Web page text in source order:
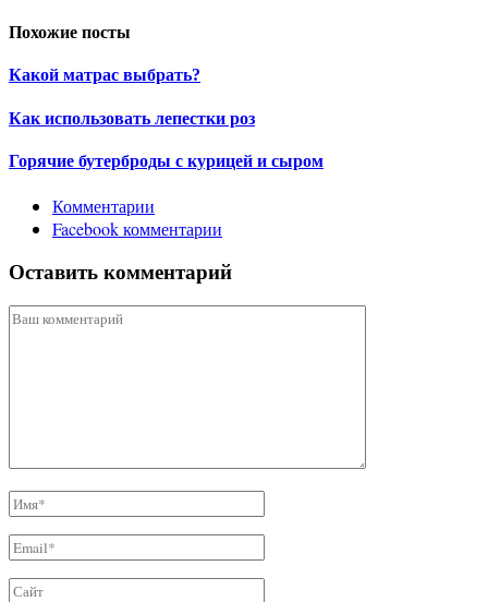
Похожие посты
Какой матрас выбрать?
Как использовать лепестки роз
Горячие бутерброды с курицей и сыром
Комментарии
Facebook комментарии
Оставить комментарий